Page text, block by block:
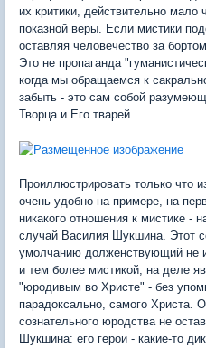
их критики, действительно
показной веры. Если мистики
оставляя человечество за
Это не пропаганда
когда мы обращаемся к
забыть - это сам собой
Творца и Его тварей.
Проиллюстрировать только что
очень удобно на примере, на
никакого отношения к мистике -
случай Василия Шукшина. Этот
умолчанию долженствующий не
и тем более мистикой, на деле
"юродивым во Христе" - без
парадоксально, самого Христа.
сознательного юродства не
Шукшина: его герои - какие-то